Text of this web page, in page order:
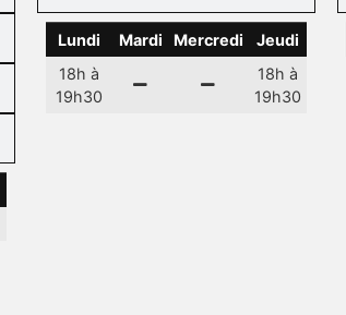
Lundi Mardi Mercredi
Jeudi
18h à
19h30
18h à
19h30